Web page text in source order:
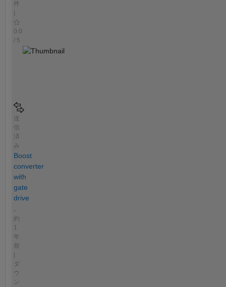
件
|
0.0
/ 5
送
信
済
み
Boost
converter
with
gate
drive
約
1
年
前
|
ダ
ウ
ン